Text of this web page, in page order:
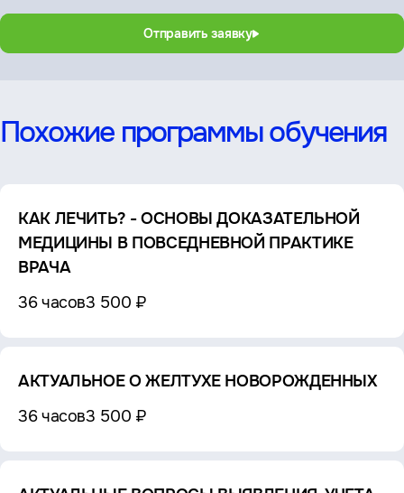
Отправить заявку
Похожие программы обучения
КАК ЛЕЧИТЬ? - ОСНОВЫ ДОКАЗАТЕЛЬНОЙ
МЕДИЦИНЫ В ПОВСЕДНЕВНОЙ ПРАКТИКЕ
ВРАЧА
36 часов3 500 ₽
АКТУАЛЬНОЕ О ЖЕЛТУХЕ НОВОРОЖДЕННЫХ
36 часов3 500 ₽